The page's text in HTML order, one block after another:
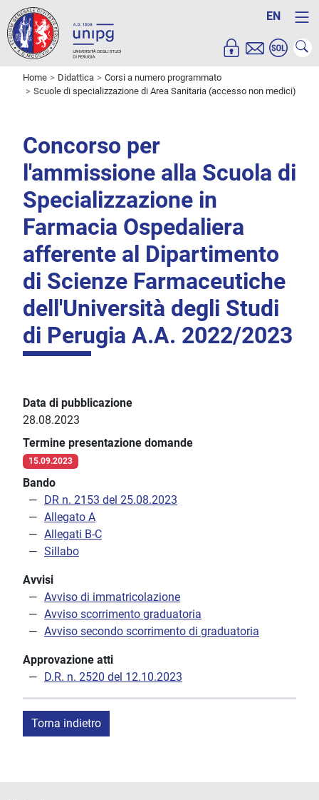
EN
Home Didattica
Corsi a numero programmato
Scuole di specializzazione di Area Sanitaria (accesso non medici)
Concorso per
l'ammissione alla Scuola di
Specializzazione in
Farmacia Ospedaliera
afferente al Dipartimento
di Scienze Farmaceutiche
dell'Università degli Studi
di Perugia A.A. 2022/2023
Data di pubblicazione
28.08.2023
Termine presentazione domande
15.09.2023
Bando
DR n. 2153 del 25.08.2023
Allegato A
Allegati B-C
Sillabo
Avvisi
Avviso di immatricolazione
Avviso scorrimento graduatoria
Avviso secondo scorrimento di graduatoria
Approvazione atti
D.R. n. 2520 del 12.10.2023
Torna indietro